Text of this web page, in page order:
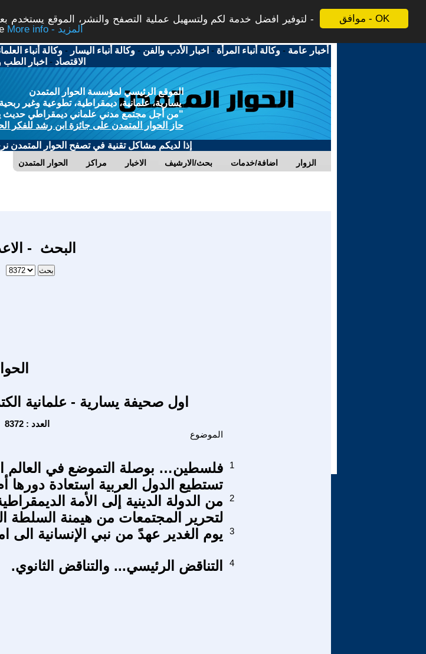
موافق - OK
لتوفير افضل خدمة لكم ولتسهيل عملية التصفح والنشر، الموقع يستخدم
More info - المزيد
أخبار عامة -وكالة أنباء المرأة - اخبار الأدب والفن -وكالة أنباء اليسار -وكالة أنباء
الاقتصاد - اخبار الطب
الموقع الرئيسي لمؤسسة الحوار المتمدن
يسارية، علمانية، ديمقراطية، تطوعية وغير ربحية
"من أجل مجتمع مدني علماني ديمقراطي حديث
حاز الحوار المتمدن على جائزة ابن رشد للفكر
إذا لديكم مشاكل تقنية في تصفح الحوار المتمدن
الحوار المتمدن مراكز الاخبار بحث/الارشيف اضافة/خدمات الزوار
البحث -
اول صحيفة يسارية - علمانية
Friday - 6/13/2025 - العدد : 8372
الموضوع
فلسطين… بوصلة التموضع في العالم
تستطيع الدول العربية استعادة دورها
1
من الدولة الدينية إلى الأمة
لتحرير المجتمعات من هيمنة السلطة
2
يوم الغدير عهدً من نبي الإنسانية الى 3
التناقض الرئيسي... والتناقض الثانوي. 4